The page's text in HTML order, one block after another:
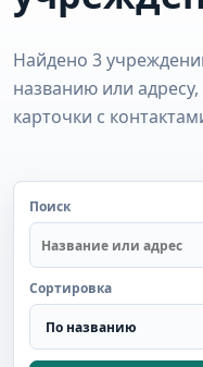
Найдено 3
названию или
карточки с
Поиск
Сортировка